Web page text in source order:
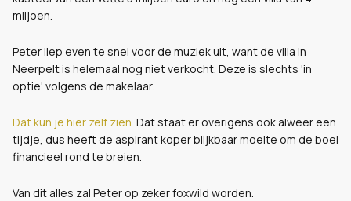
miljoen.
Peter liep even te snel voor de muziek uit, want de villa in
Neerpelt is helemaal nog niet verkocht. Deze is slechts 'in
optie' volgens de makelaar.
Dat kun je hier zelf zien. Dat staat er overigens ook alweer een
tijdje, dus heeft de aspirant koper blijkbaar moeite om de boel
financieel rond te breien.
Van dit alles zal Peter op zeker foxwild worden.